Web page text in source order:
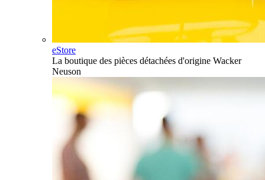
eStore
La boutique des pièces détachées d'origine Wacker
Neuson